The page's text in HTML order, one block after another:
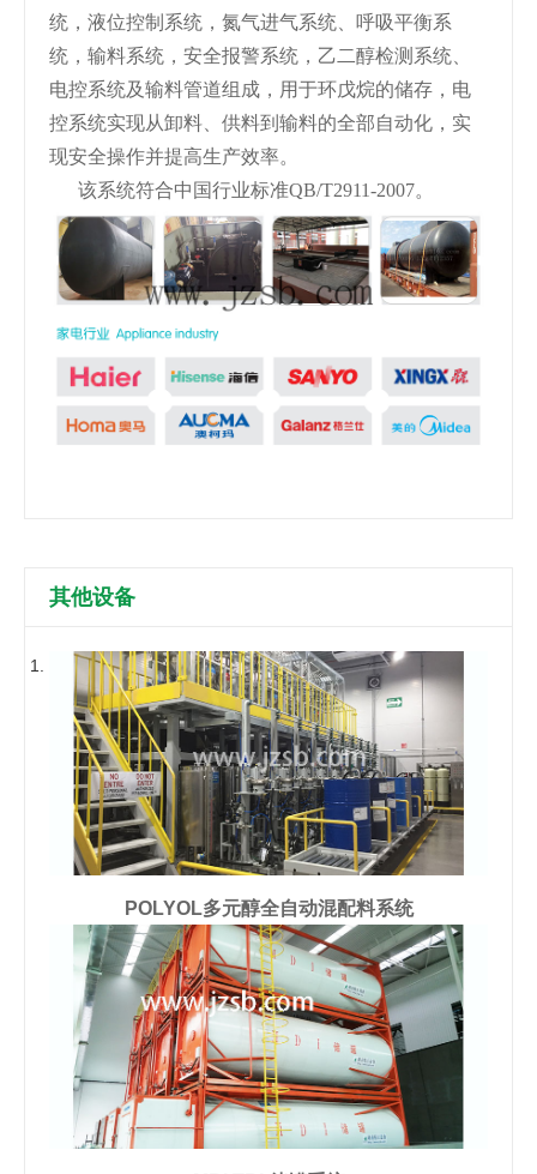
统，液位控制系统，氮气进气系统、呼吸平衡系
统，输料系统，安全报警系统，乙二醇检测系统、
电控系统及输料管道组成，用于环戊烷的储存，电
控系统实现从卸料、供料到输料的全部自动化，实
现安全操作并提高生产效率。
该系统符合中国行业标准QB/T2911-2007。
其他设备
POLYOL多元醇全自动混配料系统